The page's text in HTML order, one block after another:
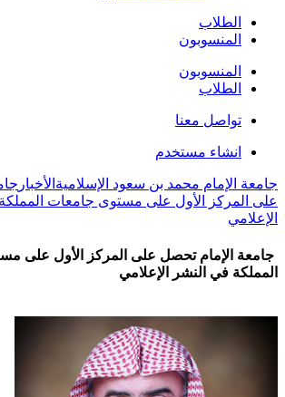
الطلاب
المنسوبون
المنسوبون
الطلاب
تواصل معنا
انشاء مستخدم
جامعة الإمام محمد بن سعود الإسلامية الأخبار
على المركز الأول على مستوى جامعات
الإعلامي
جامعة الإمام تحصل على المركز الأول على
المملكة في النشر الإعلامي